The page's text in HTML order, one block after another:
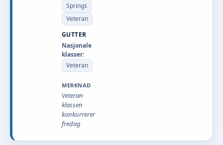
Springs
Veteran
GUTTER
Nasjonale
klasser:
Veteran
MERKNAD
Veteran
klassen
konkurrerer
fredag